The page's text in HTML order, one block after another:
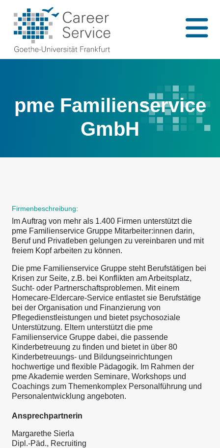
pme Familienservice
GmbH
Firmenbeschreibung:
Im Auftrag von mehr als 1.400 Firmen unterstützt die
pme Familienservice Gruppe Mitarbeiter:innen darin,
Beruf und Privatleben gelungen zu vereinbaren und mit
freiem Kopf arbeiten zu können.
Die pme Familienservice Gruppe steht Berufstätigen bei
Krisen zur Seite, z.B. bei Konflikten am Arbeitsplatz,
Sucht- oder Partnerschaftsproblemen. Mit einem
Homecare-Eldercare-Service entlastet sie Berufstätige
bei der Organisation und Finanzierung von
Pflegedienstleistungen und bietet psychosoziale
Unterstützung. Eltern unterstützt die pme
Familienservice Gruppe dabei, die passende
Kinderbetreuung zu finden und bietet in über 80
Kinderbetreuungs- und Bildungseinrichtungen
hochwertige und flexible Pädagogik. Im Rahmen der
pme Akademie werden Seminare, Workshops und
Coachings zum Themenkomplex Personalführung und
Personalentwicklung angeboten.
Ansprechpartnerin
Margarethe Sierla
Dipl.-Päd., Recruiting